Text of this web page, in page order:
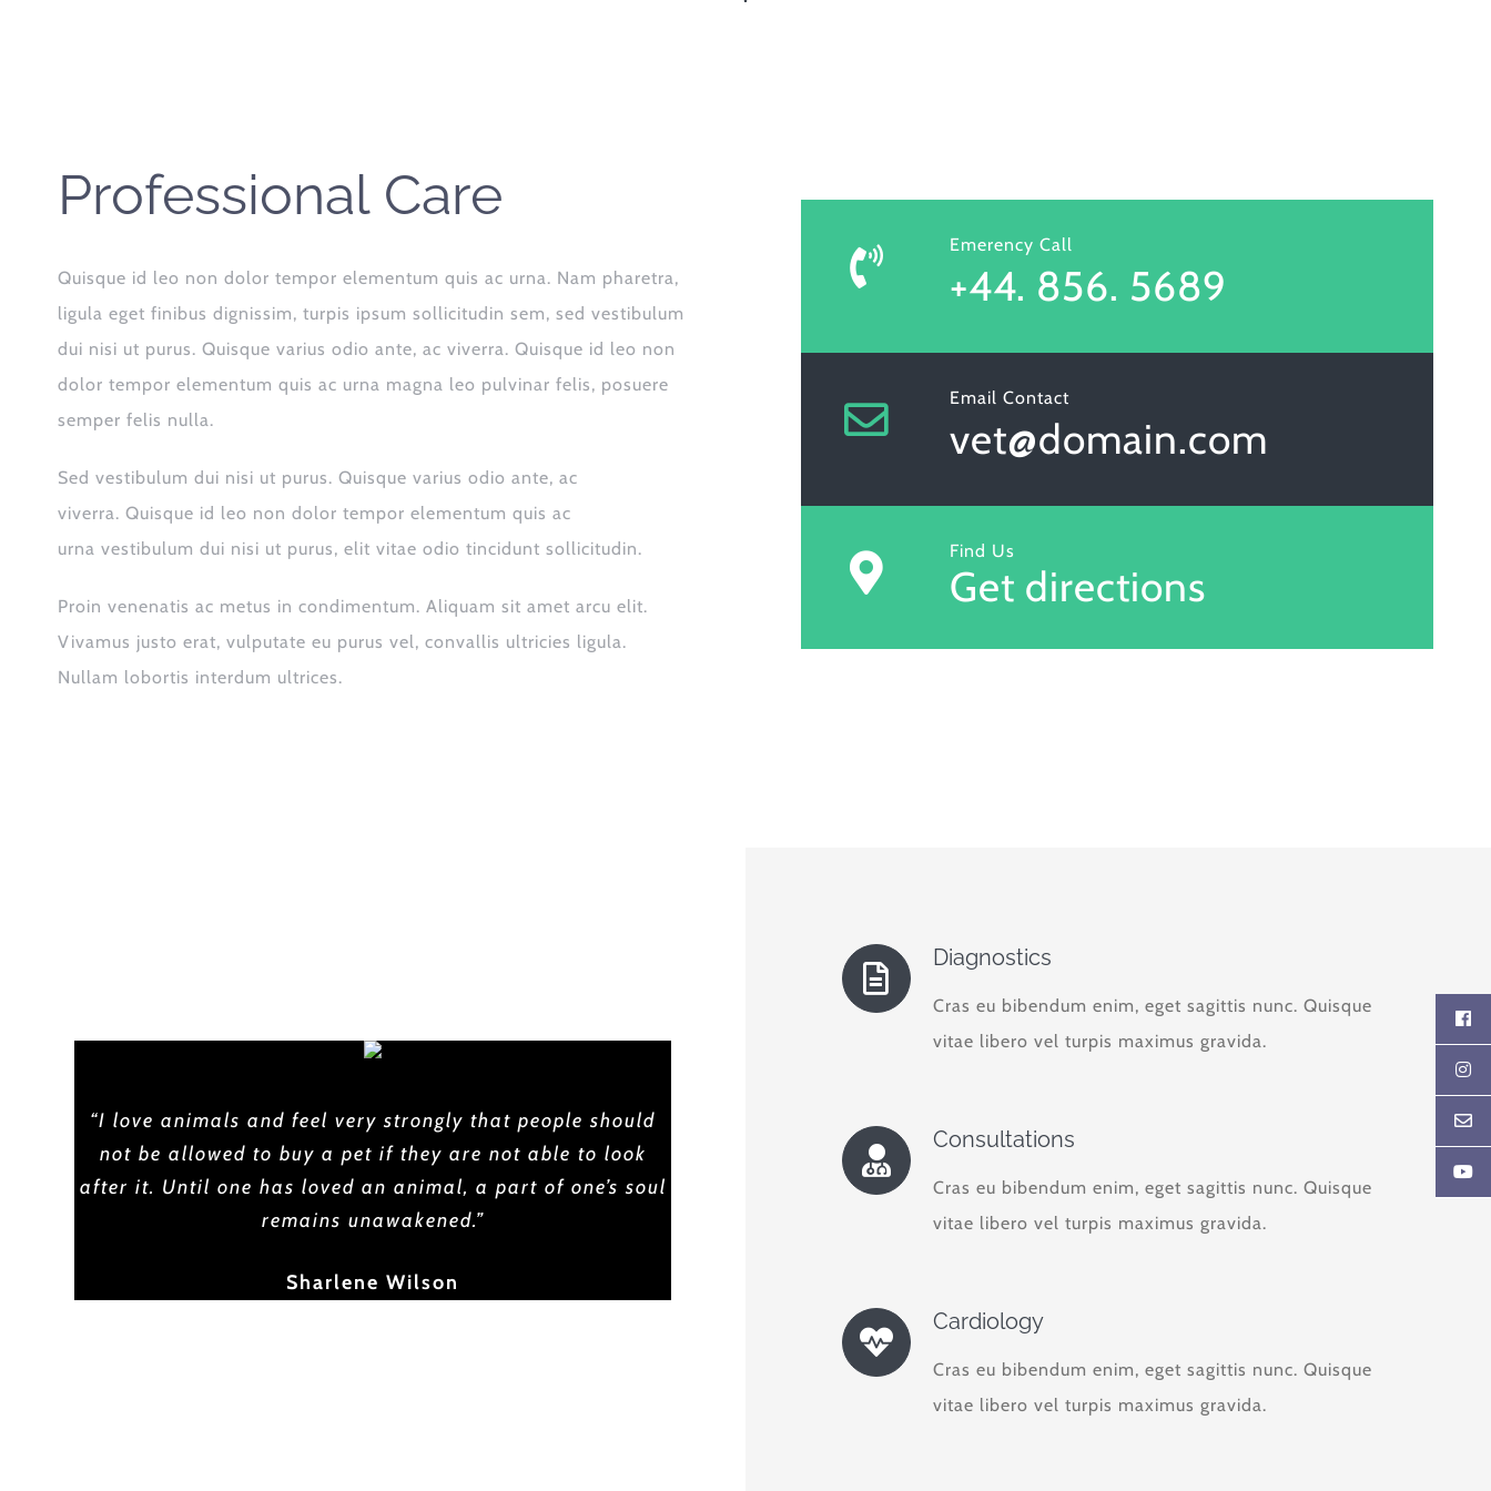
Professional Care
Quisque id leo non dolor tempor elementum quis ac urna. Nam pharetra,
ligula eget finibus dignissim, turpis ipsum sollicitudin sem, sed vestibulum
dui nisi ut purus. Quisque varius odio ante, ac viverra. Quisque id leo non
dolor tempor elementum quis ac urna magna leo pulvinar felis, posuere
semper felis nulla.
Sed vestibulum dui nisi ut purus. Quisque varius odio ante, ac
viverra. Quisque id leo non dolor tempor elementum quis ac
urna vestibulum dui nisi ut purus, elit vitae odio tincidunt sollicitudin.
Proin venenatis ac metus in condimentum. Aliquam sit amet arcu elit.
Vivamus justo erat, vulputate eu purus vel, convallis ultricies ligula.
Nullam lobortis interdum ultrices.
Emerency Call
+44. 856. 5689
Email Contact
vet@domain.com
Find Us
Get directions
“I love animals and feel very strongly that people should
not be allowed to buy a pet if they are not able to look
after it. Until one has loved an animal, a part of one’s soul
remains unawakened.”
Sharlene Wilson
Diagnostics
Cras eu bibendum enim, eget sagittis nunc. Quisque
vitae libero vel turpis maximus gravida.
Consultations
Cras eu bibendum enim, eget sagittis nunc. Quisque
vitae libero vel turpis maximus gravida.
Cardiology
Cras eu bibendum enim, eget sagittis nunc. Quisque
vitae libero vel turpis maximus gravida.